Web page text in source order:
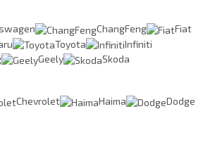
ChangFeng
Fiat
Toyota
Infiniti
Geely Skoda
Chevrolet Haima Dodge